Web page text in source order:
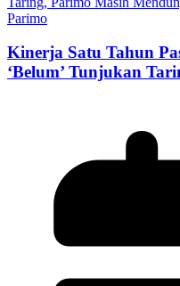
Parimo
Kinerja Satu Tahun
‘Belum’ Tunjukan